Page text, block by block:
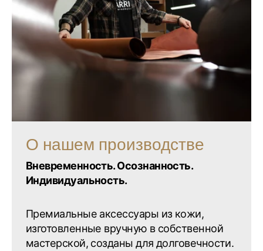
О нашем производстве
Вневременность. Осознанность.
Индивидуальность.
Премиальные аксессуары из кожи,
изготовленные вручную в собственной
мастерской, созданы для долговечности.